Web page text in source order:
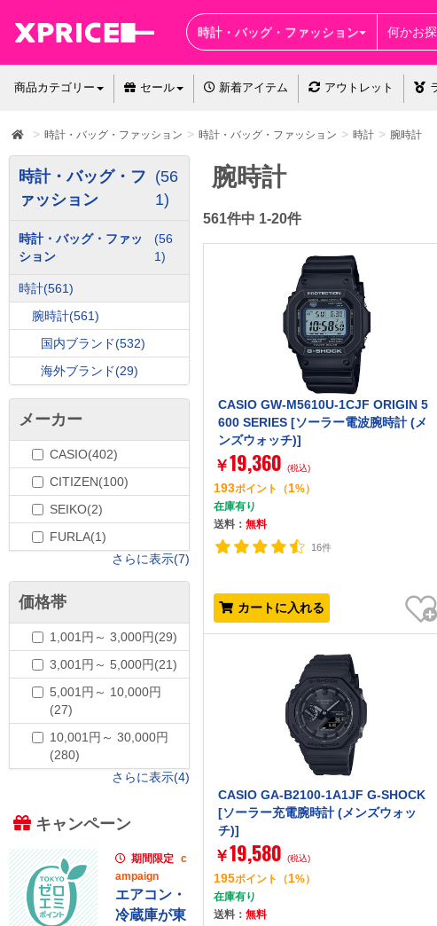
時計・バッグ・ファッション
商品カテゴリー セール 新着アイテム アウトレット
腕時計
561件中 1-20件
CASIO GW-M5610U-1CJF ORIGIN 5
600 SERIES [ソーラー電波腕時計 (メ
ンズウォッチ)]
￥19,360 (税込)
193ポイント （1%）
在庫有り
送料：無料
16件
カートに入れる
お気に入り
CASIO GA-B2100-1A1JF G-SHOCK
[ソーラー充電腕時計 (メンズウォッ
チ)]
￥19,580 (税込)
195ポイント （1%）
在庫有り
送料：無料
時計・バッグ・フ
ァッション
(56
1)
時計・バッグ・ファッ
ション
(56
1)
時計(561)
腕時計(561)
国内ブランド(532)
海外ブランド(29)
メーカー
CASIO(402)
CITIZEN(100)
SEIKO(2)
FURLA(1)
さらに表示(7)
価格帯
1,001円～ 3,000円(29)
3,001円～ 5,000円(21)
5,001円～ 10,000円
(27)
10,001円～ 30,000円
(280)
さらに表示(4)
キャンペーン
期間限定 c
ampaign
エアコン・
冷蔵庫が東
時計・バッグ・ファッション 時計・バッグ・ファッション 時計 腕時計